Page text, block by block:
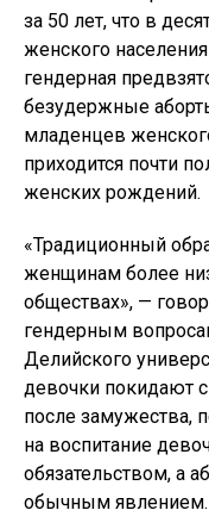
обычным явлением.
Пренатальный
уголовным
широко
благодаря
распространилась
и по-прежнему
Деревня Лаали,
сахарного
Активисты
которые руководят
группой поддержки
каждом третьем
произведен из-за
«Семьи хотят
говорит Лаали.